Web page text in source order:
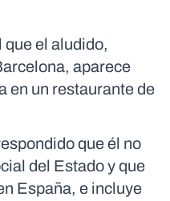
que el aludido,
aparece
en un restaurante de
que él no
del Estado y que
España, e incluye